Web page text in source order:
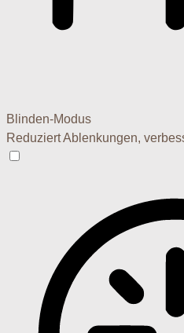
Blinden-Modus
Reduziert Ablenkungen,